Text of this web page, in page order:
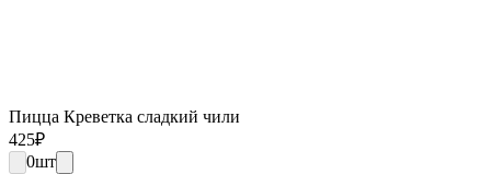
Пицца Креветка сладкий чили
425₽
0шт